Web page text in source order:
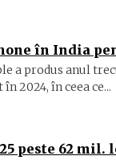
în India
a produs anul
2024, în ceea ce...
peste 62 mil.